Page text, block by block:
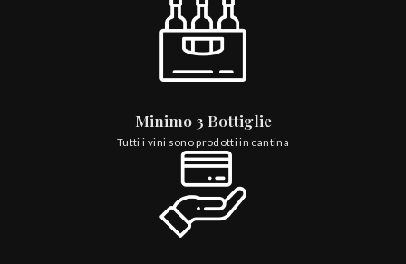
Minimo 3 Bottiglie
Tutti i vini sono prodotti in cantina